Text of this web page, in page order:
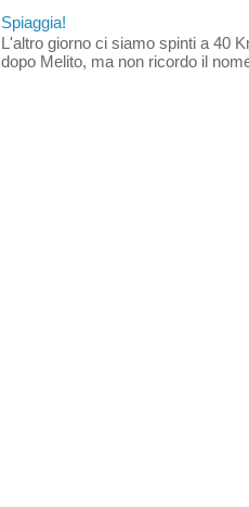
Spiaggia!
L'altro giorno ci siamo spinti a 40
dopo Melito, ma non ricordo il